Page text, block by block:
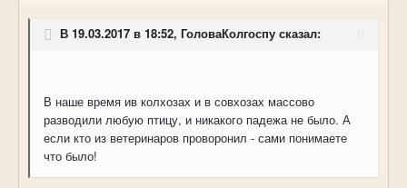
В 19.03.2017 в 18:52, ГоловаКолгоспу сказал:
В наше время ив колхозах и в совхозах массово
разводили любую птицу, и никакого падежа не было. А
если кто из ветеринаров проворонил - сами понимаете
что было!